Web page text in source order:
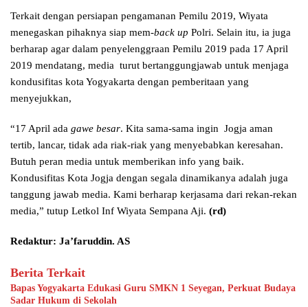
Terkait dengan persiapan pengamanan Pemilu 2019, Wiyata
menegaskan pihaknya siap mem-back up Polri. Selain itu, ia juga
berharap agar dalam penyelenggraan Pemilu 2019 pada 17 April
2019 mendatang, media turut bertanggungjawab untuk menjaga
kondusifitas kota Yogyakarta dengan pemberitaan yang
menyejukkan,
“17 April ada gawe besar. Kita sama-sama ingin Jogja aman
tertib, lancar, tidak ada riak-riak yang menyebabkan keresahan.
Butuh peran media untuk memberikan info yang baik.
Kondusifitas Kota Jogja dengan segala dinamikanya adalah juga
tanggung jawab media. Kami berharap kerjasama dari rekan-rekan
media,” tutup Letkol Inf Wiyata Sempana Aji. (rd)
Redaktur: Ja’faruddin. AS
Berita Terkait
Bapas Yogyakarta Edukasi Guru SMKN 1 Seyegan, Perkuat Budaya
Sadar Hukum di Sekolah